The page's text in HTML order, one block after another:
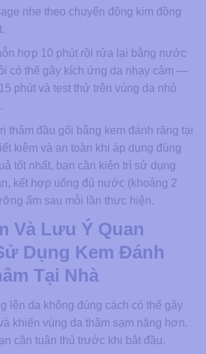
nhẹ theo chuyển động kim đồng
hợp 10 phút rồi rửa lại bằng nước
có thể gây kích ứng da nhạy cảm —
phút và test thử trên vùng da nhỏ
thâm đầu gối bằng kem đánh răng tại
kiệm và an toàn khi áp dụng đúng
tốt nhất, bạn cần kiên trì sử dụng
kết hợp uống đủ nước (khoảng 2
ẩm sau mỗi lần thực hiện.
Và Lưu Ý Quan
Dụng Kem Đánh
Tại Nhà
lên da không đúng cách có thể gây
khiến vùng da thâm sạm nặng hơn.
cần tuân thủ trước khi bắt đầu.